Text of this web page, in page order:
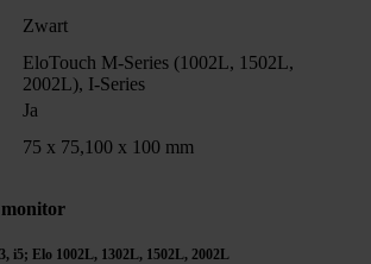
Zwart
EloTouch M-Series (1002L, 1502L,
2002L), I-Series
Ja
75 x 75,100 x 100 mm
i5; Elo 1002L, 1302L, 1502L, 2002L